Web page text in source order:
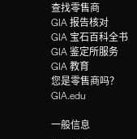
查找零售商
GIA 报告核对
GIA 宝石百科全书
GIA 鉴定所服务
GIA 教育
您是零售商吗？
GIA.edu
一般信息